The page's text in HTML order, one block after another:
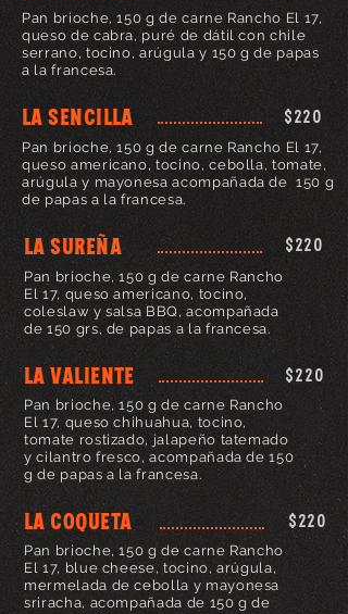
Pan brioche, 150 g de carne Rancho El 17,
queso de cabra, puré de dátil con chile
serrano, tocino, arúgula y 150 g de papas
a la francesa.
LA SENCILLA $220
Pan brioche, 150 g de carne Rancho El 17,
queso americano, tocino, cebolla, tomate,
arúgula y mayonesa acompañada de 150 g
de papas a la francesa.
LA sureña $220
Pan brioche, 150 g de carne Rancho
El 17, queso americano, tocino,
coleslaw y salsa BBQ, acompañada
de 150 grs, de papas a la francesa.
LA valiente $220
Pan brioche, 150 g de carne Rancho
El 17, queso chihuahua, tocino,
tomate rostizado, jalapeño tatemado
y cilantro fresco, acompañada de 150
g de papas a la francesa.
LA coqueta $220
Pan brioche, 150 g de carne Rancho
El 17, blue cheese, tocino, arúgula,
mermelada de cebolla y mayonesa
sriracha, acompañada de 150 g de